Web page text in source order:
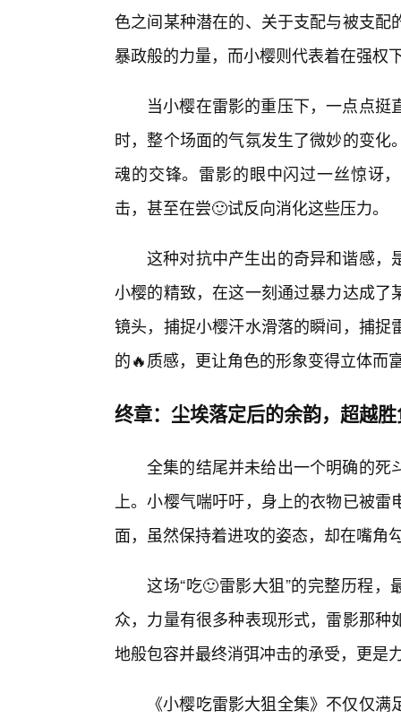
色之间某种潜在的、关于支配与被支
暴政般的力量，而小樱则代表着在强权
当小樱在雷影的重压下，一点点
时，整个场面的气氛发生了微妙的变
魂的交锋。雷影的眼中闪过一丝惊讶
击，甚至在尝🙂试反向消化这些压力。
这种对抗中产生出的奇异和谐感，
小樱的精致，在这一刻通过暴力达成
镜头，捕捉小樱汗水滑落的瞬间，捕
的🔥质感，更让角色的形象变得立体而
终章：尘埃落定后的余韵，超越
全集的结尾并未给出一个明确的死
上。小樱气喘吁吁，身上的衣物已被
面，虽然保持着进攻的姿态，却在嘴角
这场“吃🙂雷影大狙”的完整历程
众，力量有很多种表现形式，雷影那
地般包容并最终消弭冲击的承受，更是
《小樱吃雷影大狙全集》不仅仅